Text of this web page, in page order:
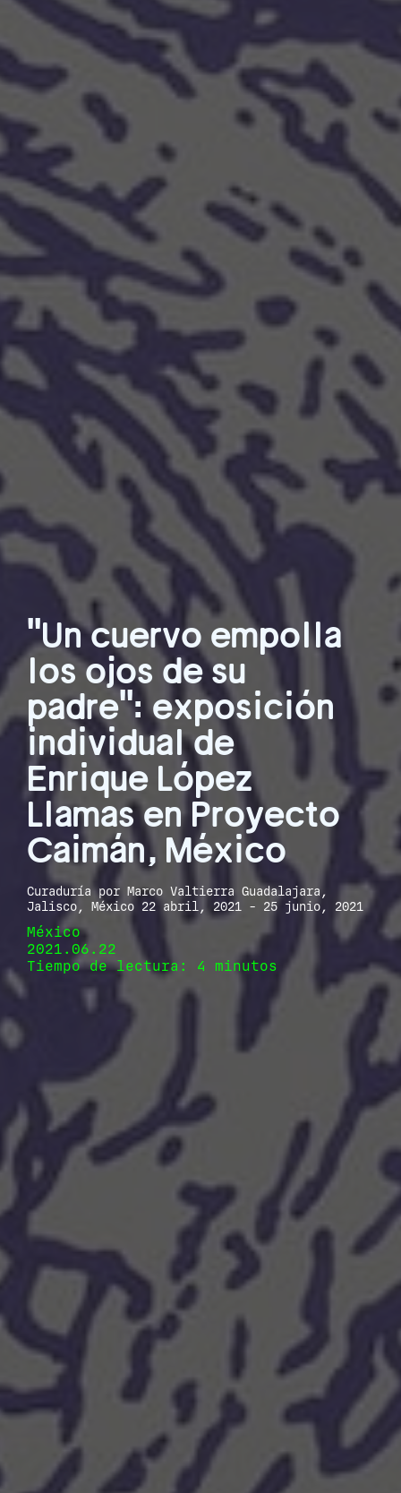
"Un cuervo empolla
los ojos de su
padre": exposición
individual de
Enrique López
Llamas en Proyecto
Caimán, México
Curaduría por Marco Valtierra Guadalajara,
Jalisco, México 22 abril, 2021 - 25 junio, 2021
México
2021.06.22
Tiempo de lectura: 4 minutos